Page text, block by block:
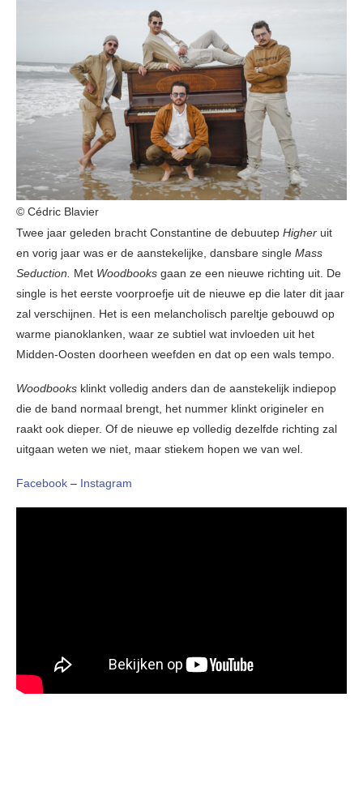
© Cédric Blavier
Twee jaar geleden bracht Constantine de debuutep Higher uit
en vorig jaar was er de aanstekelijke, dansbare single Mass
Seduction. Met Woodbooks gaan ze een nieuwe richting uit. De
single is het eerste voorproefje uit de nieuwe ep die later dit jaar
zal verschijnen. Het is een melancholisch pareltje gebouwd op
warme pianoklanken, waar ze subtiel wat invloeden uit het
Midden-Oosten doorheen weefden en dat op een wals tempo.
Woodbooks klinkt volledig anders dan de aanstekelijk indiepop
die de band normaal brengt, het nummer klinkt origineler en
raakt ook dieper. Of de nieuwe ep volledig dezelfde richting zal
uitgaan weten we niet, maar stiekem hopen we van wel.
Facebook – Instagram